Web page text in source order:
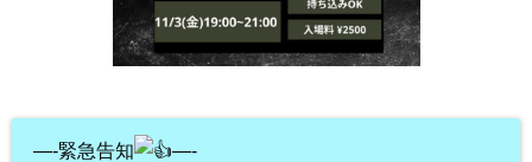
—-緊急告知 —-